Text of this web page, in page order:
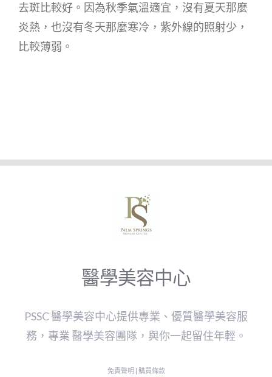
去斑比較好。因為秋季氣溫適宜，沒有夏天那麼
炎熱，也沒有冬天那麼寒冷，紫外線的照射少，
比較薄弱。
醫學美容中心
PSSC 醫學美容中心提供專業、優質醫學美容服
務，專業 醫學美容團隊，與你一起留住年輕。
免責聲明 | 購買條款